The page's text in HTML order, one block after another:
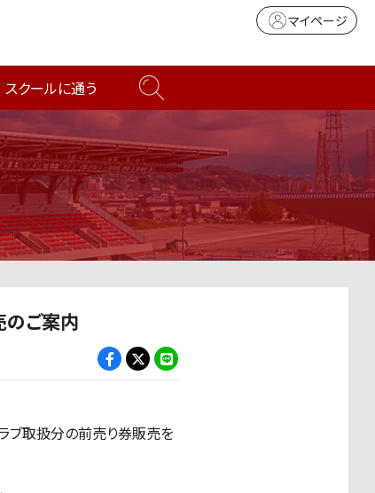
マイページ
スクールに通う
ご案内
ブ取扱分の前売り券販売を